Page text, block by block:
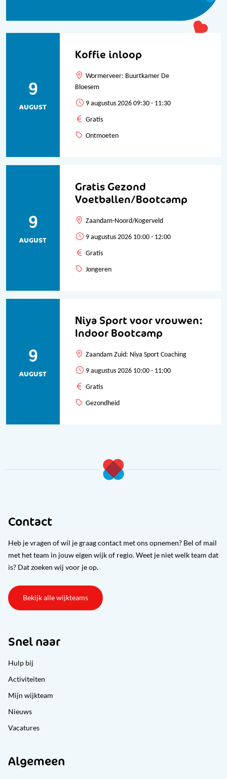
Koffie inloop
9
AUGUST
Wormerveer: Buurtkamer De
Bloesem
9 augustus 2026 09:30 - 11:30
Gratis
Ontmoeten
Gratis Gezond
Voetballen/Bootcamp
9
AUGUST
Zaandam-Noord/Kogerveld
9 augustus 2026 10:00 - 12:00
Gratis
Jongeren
Niya Sport voor vrouwen:
Indoor Bootcamp
9
AUGUST
Zaandam Zuid: Niya Sport Coaching
9 augustus 2026 10:00 - 11:00
Gratis
Gezondheid
Contact
Heb je vragen of wil je graag contact met ons opnemen? Bel of mail
met het team in jouw eigen wijk of regio. Weet je niet welk team dat
is? Dat zoeken wij voor je op.
Bekijk alle wijkteams
Snel naar
Hulp bij
Activiteiten
Mijn wijkteam
Nieuws
Vacatures
Algemeen